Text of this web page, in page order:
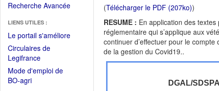
Recherche Avancée
LIENS UTILES :
Le portail s'améliore(Fichier
Circulaires de
Legifrance(Ouvrir
dans
une
Mode d'emploi de
BO-agri(Ouvrir
(Télécharger le PDF (207ko))
RESUME : En application des
réglementaire qui s’applique aux
continuer d’effectuer pour le
de la gestion du Covid19..
DGAL/